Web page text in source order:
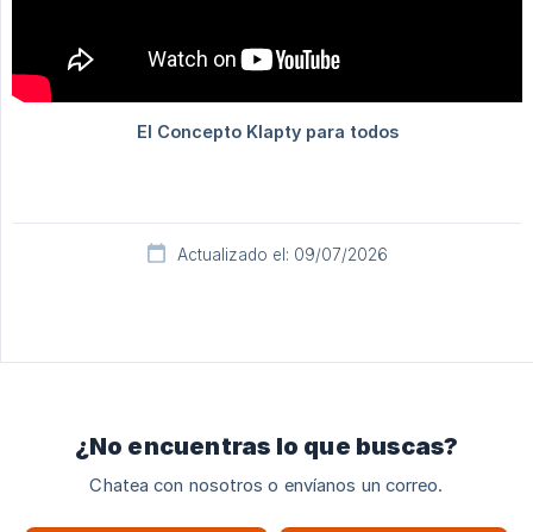
Actualizado el: 09/07/2026
¿No encuentras lo que buscas?
Chatea con nosotros o envíanos un correo.